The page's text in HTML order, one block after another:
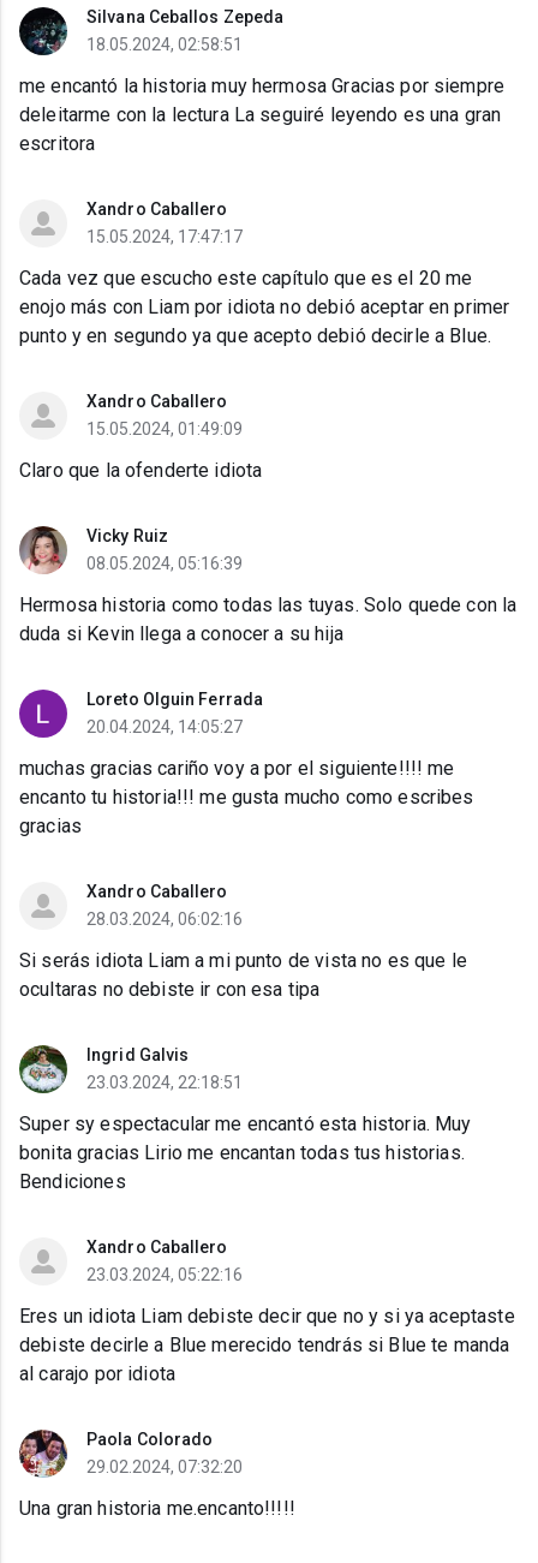
Silvana Ceballos Zepeda
18.05.2024, 02:58:51
me encantó la historia muy hermosa Gracias por siempre
deleitarme con la lectura La seguiré leyendo es una gran
escritora
Xandro Caballero
15.05.2024, 17:47:17
Cada vez que escucho este capítulo que es el 20 me
enojo más con Liam por idiota no debió aceptar en primer
punto y en segundo ya que acepto debió decirle a Blue.
Xandro Caballero
15.05.2024, 01:49:09
Claro que la ofenderte idiota
Vicky Ruiz
08.05.2024, 05:16:39
Hermosa historia como todas las tuyas. Solo quede con la
duda si Kevin llega a conocer a su hija
Loreto Olguin Ferrada
20.04.2024, 14:05:27
muchas gracias cariño voy a por el siguiente!!!! me
encanto tu historia!!! me gusta mucho como escribes
gracias
Xandro Caballero
28.03.2024, 06:02:16
Si serás idiota Liam a mi punto de vista no es que le
ocultaras no debiste ir con esa tipa
Ingrid Galvis
23.03.2024, 22:18:51
Super sy espectacular me encantó esta historia. Muy
bonita gracias Lirio me encantan todas tus historias.
Bendiciones
Xandro Caballero
23.03.2024, 05:22:16
Eres un idiota Liam debiste decir que no y si ya aceptaste
debiste decirle a Blue merecido tendrás si Blue te manda
al carajo por idiota
Paola Colorado
29.02.2024, 07:32:20
Una gran historia me.encanto!!!!!